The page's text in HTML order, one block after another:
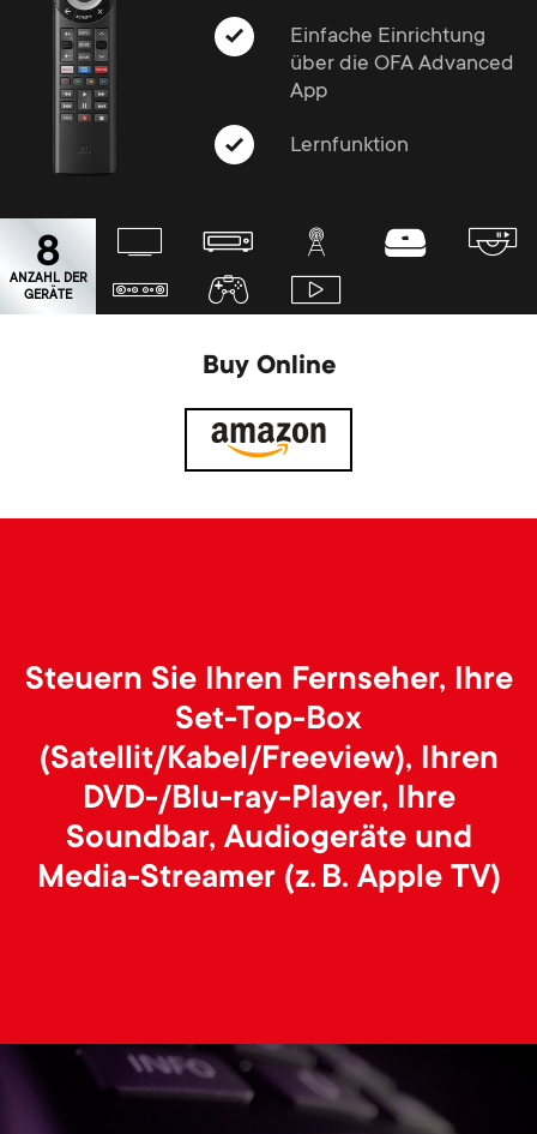
a
r
y
p
r
c
m
e
n
u
Kabelmanagement
o
n
d
r
y
r
t
m
e
n
ANZAHL DER
GERÄTE
8
Einfache Einrichtung
über die OFA Advanced
App
Lernfunktion
Buy Online
Steuern Sie Ihren Fernseher, Ihre
Set-Top-Box
(Satellit/Kabel/Freeview), Ihren
DVD-/Blu-ray-Player, Ihre
Soundbar, Audiogeräte und
Media-Streamer (z. B. Apple TV)